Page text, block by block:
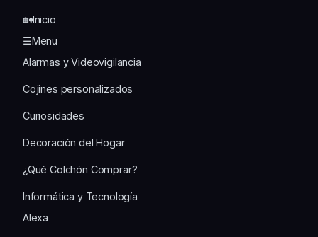
🏡Inicio
☰Menu
Alarmas y Videovigilancia
Cojines personalizados
Curiosidades
Decoración del Hogar
¿Qué Colchón Comprar?
Informática y Tecnología
Alexa